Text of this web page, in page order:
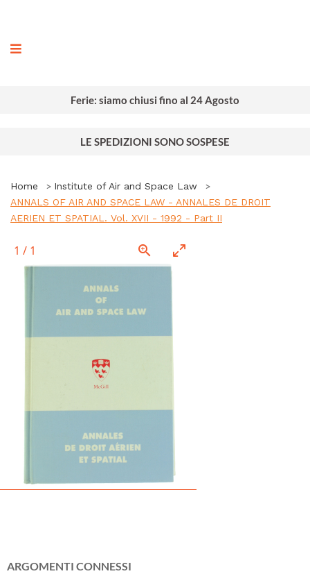
Ferie: siamo chiusi fino al 24 Agosto
LE SPEDIZIONI SONO SOSPESE
Home
Institute of Air and Space Law
ANNALS OF AIR AND SPACE LAW - ANNALES DE DROIT
AERIEN ET SPATIAL. Vol. XVII - 1992 - Part II
1 / 1
ARGOMENTI CONNESSI